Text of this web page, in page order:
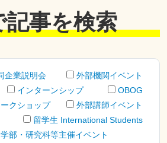
事を検索
企業説明会
外部機関イベント
インターンシップ
OBOG
クショップ
外部講師イベント
留学生 International Students
学部・研究科等主催イベント